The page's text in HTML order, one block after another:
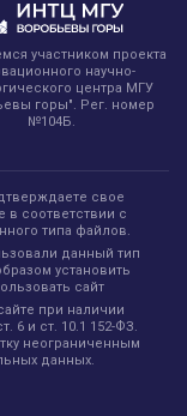
участником проекта
научно-
центра МГУ
горы". Рег. номер
№104Б.
свое
в соответствии с
типа файлов.
данный тип
установить
сайт
при наличии
6 и ст. 10.1 152-ФЗ.
неограниченным
данных.